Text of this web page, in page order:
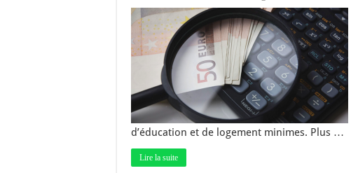
d’éducation et de logement minimes. Plus …
Lire la suite